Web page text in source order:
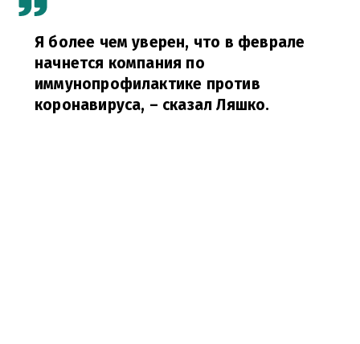
Я более чем уверен, что в феврале
начнется компания по
иммунопрофилактике против
коронавируса, – сказал Ляшко.